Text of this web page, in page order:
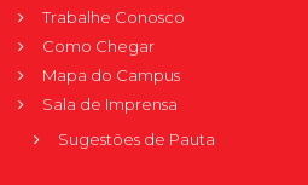
Trabalhe Conosco
Como Chegar
Mapa do Campus
Sala de Imprensa
Sugestões de Pauta